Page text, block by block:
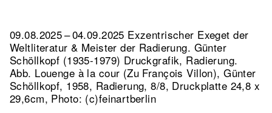
09.08.2025 – 04.09.2025 Exzentrischer Exeget der
Weltliteratur & Meister der Radierung. Günter
Schöllkopf (1935-1979) Druckgrafik, Radierung.
Abb. Louenge à la cour (Zu François Villon), Günter
Schöllkopf, 1958, Radierung, 8/8, Druckplatte 24,8 x
29,6cm, Photo: (c)feinartberlin